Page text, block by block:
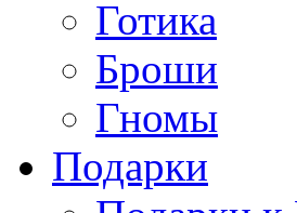
Готика
Броши
Гномы
Подарки